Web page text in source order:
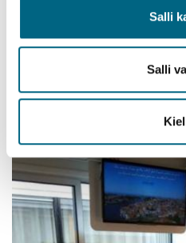
Salli
Salli
uusi, hytit olivat raikkaasti
viihtyisiä. Laivan salongissa